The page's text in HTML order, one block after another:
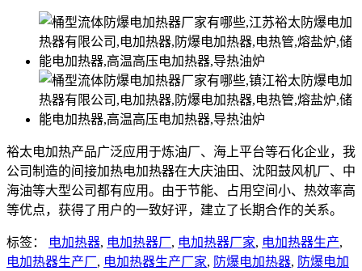
裕太电加热产品广泛应用于炼油厂、海上平台等石化企业，我
公司制造的间接加热电加热器在大庆油田、沈阳鼓风机厂、中
海油等大型公司都有应用。由于节能、占用空间小、热效率高
等优点，获得了用户的一致好评，建立了长期合作的关系。
标签： 电加热器, 电加热器厂, 电加热器厂家, 电加热器生产,
电加热器生产厂, 电加热器生产厂家, 防爆电加热器, 防爆电加